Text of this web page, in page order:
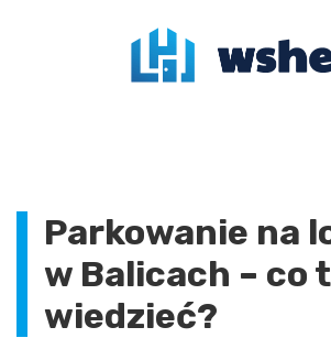
Parkowanie na
w Balicach – co
wiedzieć?